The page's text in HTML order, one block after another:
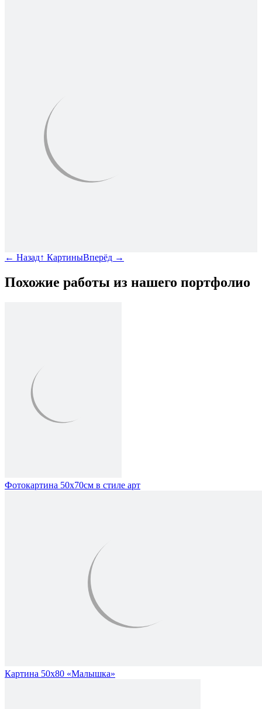
← Назад↑ КартиныВперёд →
Похожие работы из нашего портфолио
Фотокартина 50х70см в стиле арт
Картина 50х80 «Малышка»